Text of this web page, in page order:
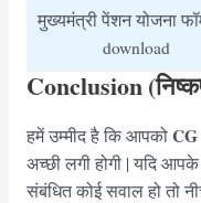
मुख्यमंत्री पेंशन योजना
download
Conclusion
हमें उम्मीद है कि आपको
अच्छी लगी होगी | यदि
संबंधित कोई सवाल हो तो